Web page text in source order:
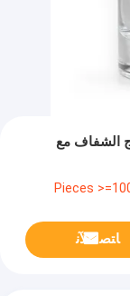
الشفاف مع
ﺎﺘﺼﻟ ﺍﻶﻧ